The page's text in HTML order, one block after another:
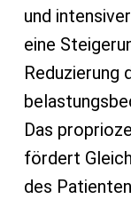
und
eine
Reduzierung
Das
fördert
des